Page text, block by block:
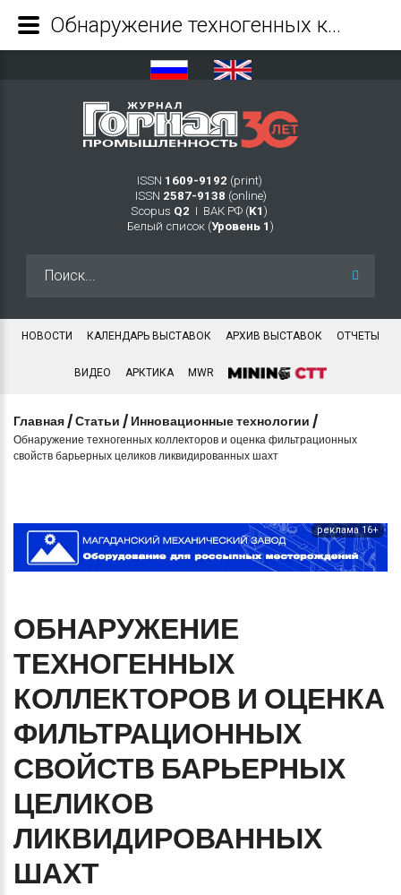
ISSN 1609-9192 (print)
ISSN 2587-9138 (online)
Scopus Q2 Ι ВАК РФ (K1 )
Белый список (Уровень 1 )
НОВОСТИ КАЛЕНДАРЬ ВЫСТАВОК АРХИВ ВЫСТАВОК ОТЧЕТЫ
ВИДЕО АРКТИКА MWR
Главная /Статьи / Инновационные технологии /
Обнаружение техногенных коллекторов и оценка фильтрационных
свойств барьерных целиков ликвидированных шахт
реклама 16+
ОБНАРУЖЕНИЕ
ТЕХНОГЕННЫХ
КОЛЛЕКТОРОВ И ОЦЕНКА
ФИЛЬТРАЦИОННЫХ
СВОЙСТВ БАРЬЕРНЫХ
ЦЕЛИКОВ
ЛИКВИДИРОВАННЫХ
ШАХТ
Обнаружение техногенных коллекторов и оценка фильтрационных свойств барьерных целиков ликвидированных шахт - Журнал Горная промышленность